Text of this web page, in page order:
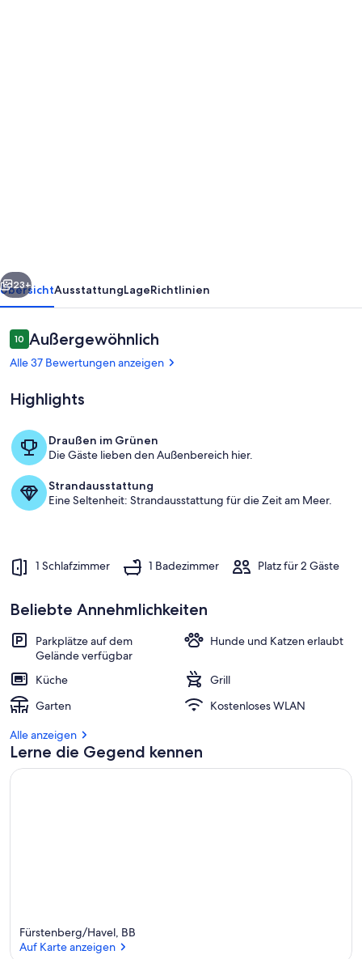
Unterkunftsgelände
Weiter
23+
ÜbersichtAusstattungLageRichtlinien
Bewertungen
1010 von 10.
Außergewöhnlich
Alle 37 Bewertungen anzeigen
Highlights
Draußen im Grünen
Die Gäste lieben den Außenbereich hier.
Strandausstattung
Eine Seltenheit: Strandausstattung für die Zeit am Meer.
1 Schlafzimmer 1 Badezimmer Platz für 2 Gäste
Beliebte Annehmlichkeiten
Parkplätze auf dem
Gelände verfügbar
Hunde und Katzen erlaubt
Küche
Grill
Garten
Kostenloses WLAN
Alle anzeigen
Lerne die Gegend kennen
Fürstenberg/Havel, BB
Auf Karte anzeigen